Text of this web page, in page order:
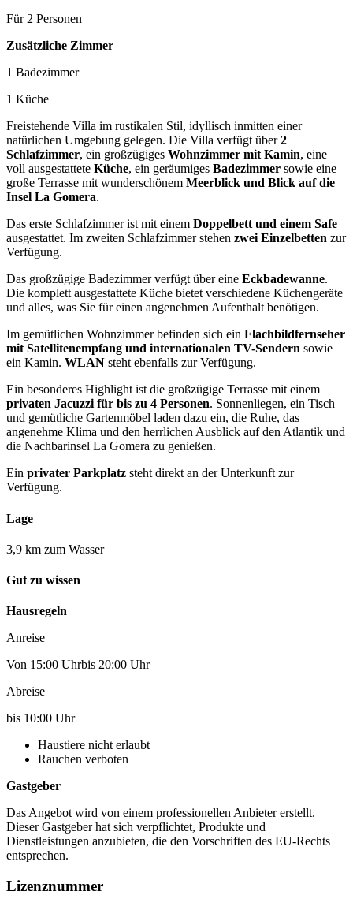
Für 2 Personen
Zusätzliche Zimmer
1 Badezimmer
1 Küche
Freistehende Villa im rustikalen Stil, idyllisch inmitten einer
natürlichen Umgebung gelegen. Die Villa verfügt über2
Schlafzimmer, ein großzügiges Wohnzimmer mit Kamin, eine
voll ausgestattete Küche, ein geräumiges Badezimmer sowie eine
große Terrasse mit wunderschönem Meerblick und Blick auf die
Insel La Gomera.
Das erste Schlafzimmer ist mit einem Doppelbett und einem Safe
ausgestattet. Im zweiten Schlafzimmer stehen zwei Einzelbetten zur
Verfügung.
Das großzügige Badezimmer verfügt über eine Eckbadewanne.
Die komplett ausgestattete Küche bietet verschiedene Küchengeräte
und alles, was Sie für einen angenehmen Aufenthalt benötigen.
Im gemütlichen Wohnzimmer befinden sich ein Flachbildfernseher
mit Satellitenempfang und internationalen TV-Sendern sowie
ein Kamin. WLAN steht ebenfalls zur Verfügung.
Ein besonderes Highlight ist die großzügige Terrasse mit einem
privaten Jacuzzi für bis zu 4 Personen. Sonnenliegen, ein Tisch
und gemütliche Gartenmöbel laden dazu ein, die Ruhe, das
angenehme Klima und den herrlichen Ausblick auf den Atlantik und
die Nachbarinsel La Gomera zu genießen.
Ein privater Parkplatz steht direkt an der Unterkunft zur
Verfügung.
Lage
3,9 km zum Wasser
Gut zu wissen
Hausregeln
Anreise
Von 15:00 Uhrbis 20:00 Uhr
Abreise
bis 10:00 Uhr
Haustiere nicht erlaubt
Rauchen verboten
Gastgeber
Das Angebot wird von einem professionellen Anbieter erstellt.
Dieser Gastgeber hat sich verpflichtet, Produkte und
Dienstleistungen anzubieten, die den Vorschriften des EU-Rechts
entsprechen.
Lizenznummer